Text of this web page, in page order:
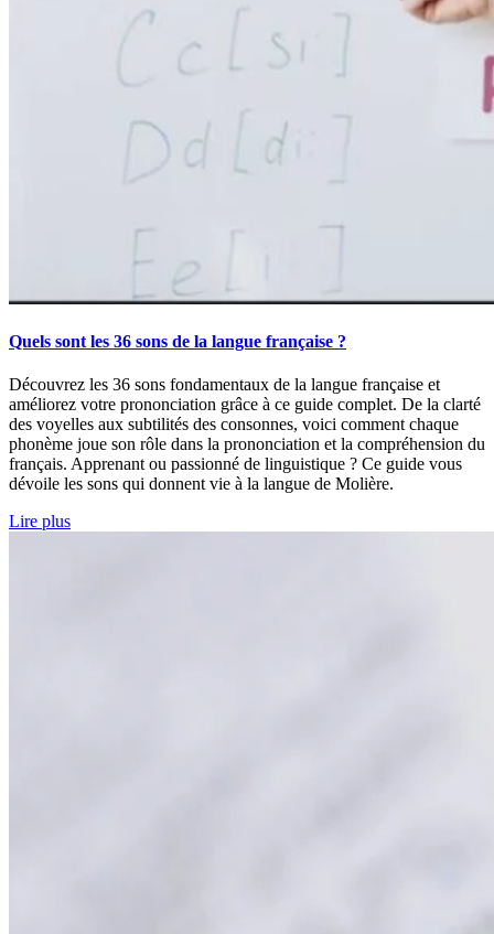
Quels sont les 36 sons de la langue française ?
Découvrez les 36 sons fondamentaux de la langue française et
améliorez votre prononciation grâce à ce guide complet. De la clarté
des voyelles aux subtilités des consonnes, voici comment chaque
phonème joue son rôle dans la prononciation et la compréhension du
français. Apprenant ou passionné de linguistique ? Ce guide vous
dévoile les sons qui donnent vie à la langue de Molière.
Lire plus